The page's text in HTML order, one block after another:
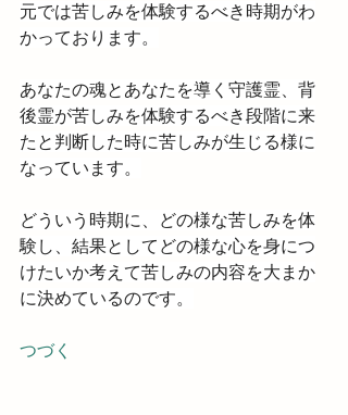
元では苦しみを体験するべき時期がわ
かっております。
あなたの魂とあなたを導く守護霊、背
後霊が苦しみを体験するべき段階に来
たと判断した時に苦しみが生じる様に
なっています。
どういう時期に、どの様な苦しみを体
験し、結果としてどの様な心を身につ
けたいか考えて苦しみの内容を大まか
に決めているのです。
つづく